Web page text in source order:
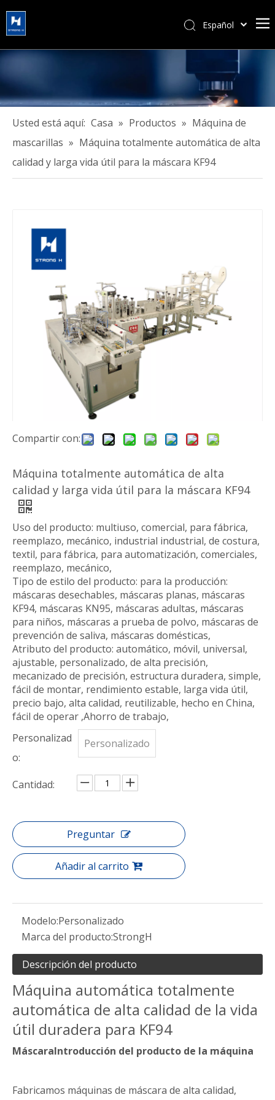
Español
Türk dili
Tiếng Việt
Português
Pусский
Français
Usted está aquí: Casa » Productos » Máquina de
mascarillas » Máquina totalmente automática de alta
calidad y larga vida útil para la máscara KF94
Compartir con:
Máquina totalmente automática de alta
calidad y larga vida útil para la máscara KF94
Uso del producto: multiuso, comercial, para fábrica,
reemplazo, mecánico, industrial industrial, de costura,
textil, para fábrica, para automatización, comerciales,
reemplazo, mecánico,
Tipo de estilo del producto: para la producción:
máscaras desechables, máscaras planas, máscaras
KF94, máscaras KN95, máscaras adultas, máscaras
para niños, máscaras a prueba de polvo, máscaras de
prevención de saliva, máscaras domésticas,
Atributo del producto: automático, móvil, universal,
ajustable, personalizado, de alta precisión,
mecanizado de precisión, estructura duradera, simple,
fácil de montar, rendimiento estable, larga vida útil,
precio bajo, alta calidad, reutilizable, hecho en China,
fácil de operar ,Ahorro de trabajo,
Personalizad
o:
Personalizado
Cantidad:
Preguntar
Añadir al carrito
Modelo:Personalizado
Marca del producto:StrongH
Descripción del producto
Máquina automática totalmente
automática de alta calidad de la vida
útil duradera para KF94
MáscaraIntroducción del producto de la máquina
Fabricamos máquinas de máscara de alta calidad,